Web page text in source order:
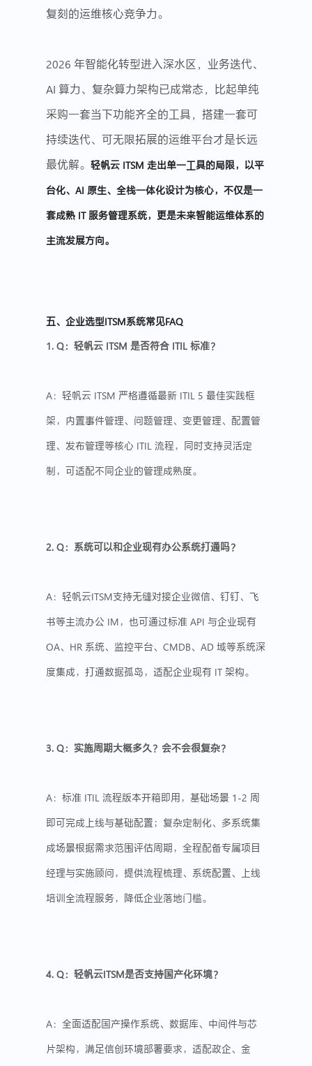
复刻的运维核心竞争力。
2026 年智能化转型进入深水区，业务迭代、
AI 算力、复杂算力架构已成常态，比起单纯
采购一套当下功能齐全的工具，搭建一套可
持续迭代、可无限拓展的运维平台才是长远
最优解。 轻帆云 ITSM 走出单一工具的局限，以平
台化、AI 原生、全栈一体化设计为核心，不仅是一
套成熟 IT 服务管理系统，更是未来智能运维体系的
主流发展方向。
五、企业选型ITSM系统常见FAQ
1. Q： 轻帆云 ITSM 是否符合 ITIL 标准？
A：轻帆云 ITSM 严格遵循最新 ITIL 5 最佳实践框
架，内置事件管理、问题管理、变更管理、配置管
理、发布管理等核心 ITIL 流程，同时支持灵活定
制，可适配不同企业的管理成熟度。
2. Q：系统可以和企业现有办公系统打通吗？
A：轻帆云ITSM支持无缝对接企业微信、钉钉、飞
书等主流办公 IM ，也可通过标准 API 与企业现有
OA、HR 系统、监控平台、 CMDB、AD 域等系统深
度集成，打通数据孤岛，适配企业现有 IT 架构。
3. Q：实施周期大概多久？会不会很复杂？
A：标准 ITIL 流程版本开箱即用，基础场景 1-2 周
即可完成上线与基础配置；复杂定制化、多系统集
成场景根据需求范围评估周期，全程配备专属项目
经理与实施顾问，提供流程梳理、系统配置、上线
培训全流程服务，降低企业落地门槛。
4. Q：轻帆云ITSM是否支持国产化环境？
A：全面适配国产操作系统、数据库、中间件与芯
片架构，满足信创环境部署要求，适配政企、金